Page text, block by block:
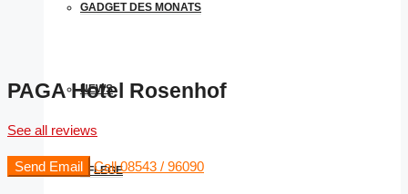
GADGET DES MONATS
NEWS
PFLEGE
PAGA Hotel Rosenhof
See all reviews
Send Email Call 08543 / 96090